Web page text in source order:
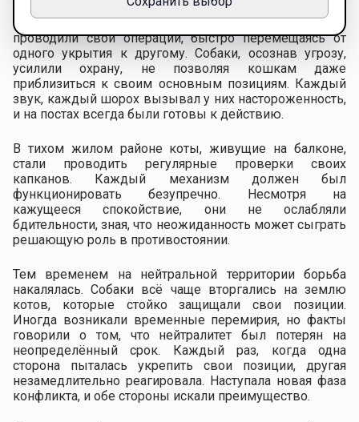
Обстановка между сторонами оставалась
напряжённой. В центре города коты активнее
проводили свои операции, быстро перемещаясь от
одного укрытия к другому. Собаки, осознав угрозу,
усилили охрану, не позволяя кошкам даже
приблизиться к своим основным позициям. Каждый
звук, каждый шорох вызывал у них настороженность,
и на постах всегда были готовы к действию.
В тихом жилом районе коты, живущие на балконе,
стали проводить регулярные проверки своих
капканов. Каждый механизм должен был
функционировать безупречно. Несмотря на
кажущееся спокойствие, они не ослабляли
бдительности, зная, что неожиданность может сыграть
решающую роль в противостоянии.
Тем временем на нейтральной территории борьба
накалялась. Собаки всё чаще вторгались на землю
котов, которые стойко защищали свои позиции.
Иногда возникали временные перемирия, но факты
говорили о том, что нейтралитет был потерян на
неопределённый срок. Каждый раз, когда одна
сторона пыталась укрепить свои позиции, другая
незамедлительно реагировала. Наступала новая фаза
конфликта, и обе стороны искали преимущество.